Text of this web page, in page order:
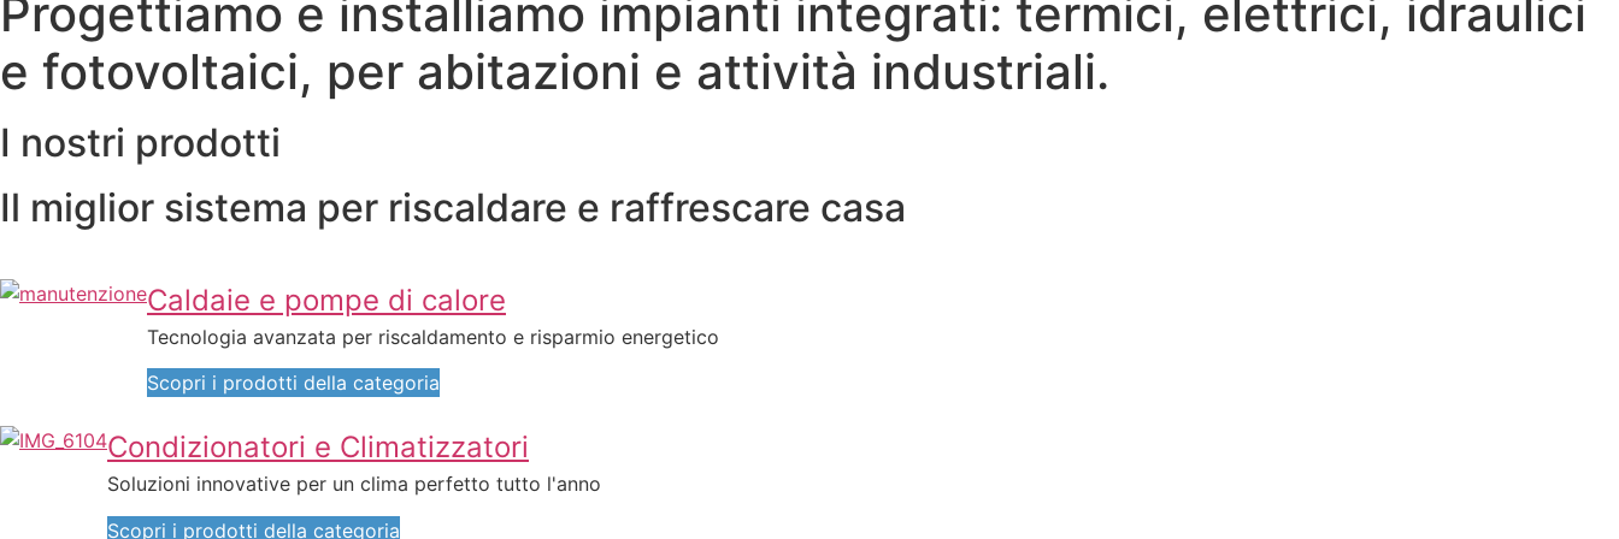
Progettiamo e installiamo impianti integrati: termici, elettrici, idraulici
e fotovoltaici, per abitazioni e attività industriali.
I nostri prodotti
Il miglior sistema per riscaldare e raffrescare casa
Caldaie e pompe di calore
Tecnologia avanzata per riscaldamento e risparmio energetico
Scopri i prodotti della categoria
Condizionatori e Climatizzatori
Soluzioni innovative per un clima perfetto tutto l'anno
Scopri i prodotti della categoria